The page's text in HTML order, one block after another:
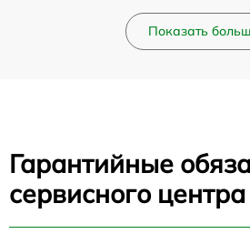
Показать
Гарантийные
сервисного